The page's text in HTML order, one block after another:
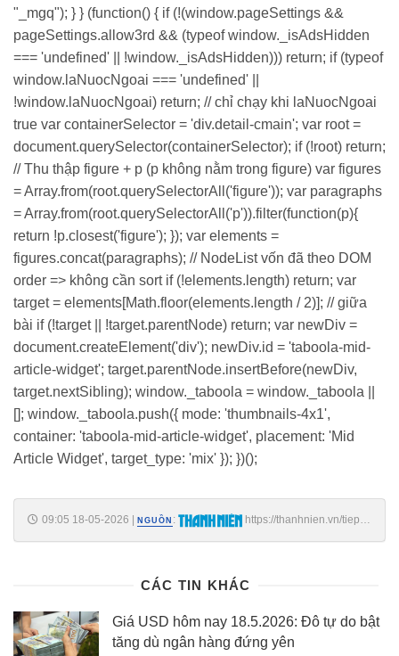
"_mgq"); } } (function() { if (!(window.pageSettings &&
pageSettings.allow3rd && (typeof window._isAdsHidden
=== 'undefined' || !window._isAdsHidden))) return; if (typeof
window.laNuocNgoai === 'undefined' ||
!window.laNuocNgoai) return; // chỉ chạy khi laNuocNgoai
true var containerSelector = 'div.detail-cmain'; var root =
document.querySelector(containerSelector); if (!root) return;
// Thu thập figure + p (p không nằm trong figure) var figures
= Array.from(root.querySelectorAll('figure')); var paragraphs
= Array.from(root.querySelectorAll('p')).filter(function(p){
return !p.closest('figure'); }); var elements =
figures.concat(paragraphs); // NodeList vốn đã theo DOM
order => không cần sort if (!elements.length) return; var
target = elements[Math.floor(elements.length / 2)]; // giữa
bài if (!target || !target.parentNode) return; var newDiv =
document.createElement('div'); newDiv.id = 'taboola-mid-
article-widget'; target.parentNode.insertBefore(newDiv,
target.nextSibling); window._taboola = window._taboola ||
[]; window._taboola.push({ mode: 'thumbnails-4x1',
container: 'taboola-mid-article-widget', placement: 'Mid
Article Widget', target_type: 'mix' }); })();
09:05 18-05-2026 NGUỒN :
https://thanhnien.vn/tiep-
CÁC TIN KHÁC
Giá USD hôm nay 18.5.2026: Đô tự do bật
tăng dù ngân hàng đứng yên